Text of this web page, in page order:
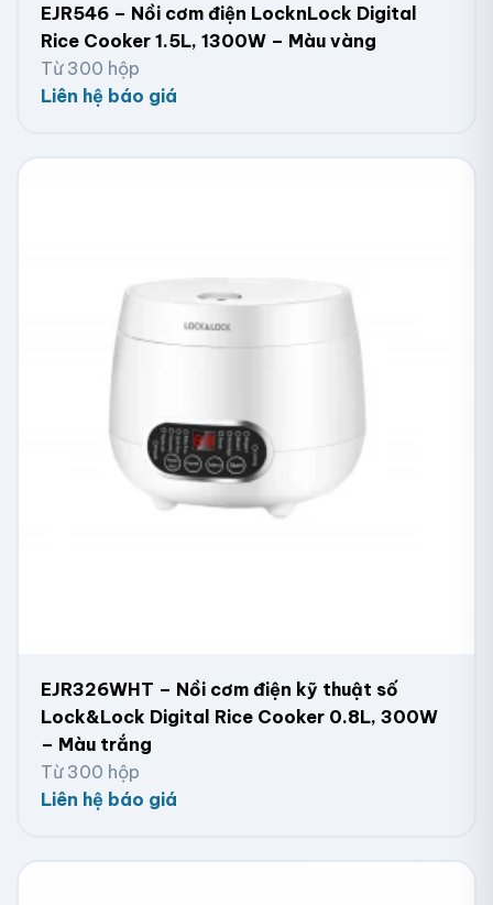
EJR546 – Nồi cơm điện LocknLock Digital
Rice Cooker 1.5L, 1300W – Màu vàng
Từ 300 hộp
Liên hệ báo giá
EJR326WHT – Nồi cơm điện kỹ thuật số
Lock&Lock Digital Rice Cooker 0.8L, 300W
– Màu trắng
Từ 300 hộp
Liên hệ báo giá